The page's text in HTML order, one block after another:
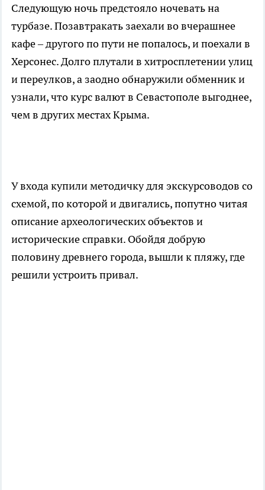
Следующую ночь предстояло ночевать на
турбазе. Позавтракать заехали во вчерашнее
кафе – другого по пути не попалось, и поехали в
Херсонес. Долго плутали в хитросплетении улиц
и переулков, а заодно обнаружили обменник и
узнали, что курс валют в Севастополе выгоднее,
чем в других местах Крыма.
У входа купили методичку для экскурсоводов со
схемой, по которой и двигались, попутно читая
описание археологических объектов и
исторические справки. Обойдя добрую
половину древнего города, вышли к пляжу, где
решили устроить привал.